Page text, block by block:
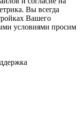
Вы всегда
Вашего
условиями просим